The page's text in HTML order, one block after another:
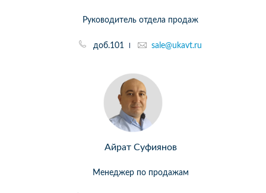
Руководитель отдела продаж
доб.101 sale@ukavt.ru
Айрат Суфиянов
Менеджер по продажам